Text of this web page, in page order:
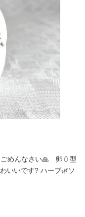
めんなさい🙏 卵🥚型
いいです?️ ハーブ🌿ソ